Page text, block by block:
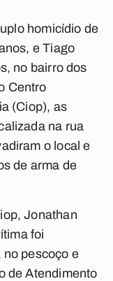
homicídio de
e Tiago
no bairro dos
Centro
(Ciop), as
na rua
o local e
de arma de
Jonathan
foi
pescoço e
de Atendimento